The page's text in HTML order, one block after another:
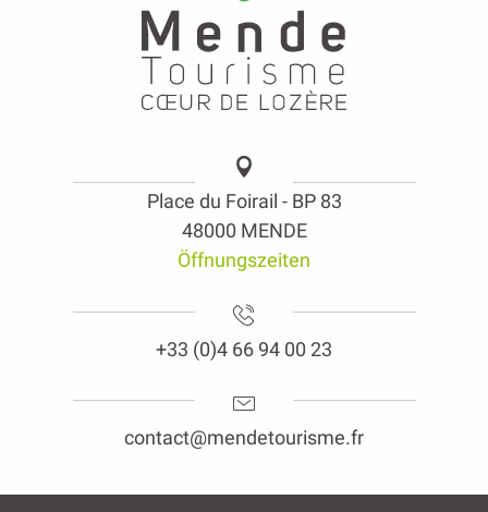
Place du Foirail - BP 83
48000 MENDE
Öffnungszeiten
+33 (0)4 66 94 00 23
contact@mendetourisme.fr